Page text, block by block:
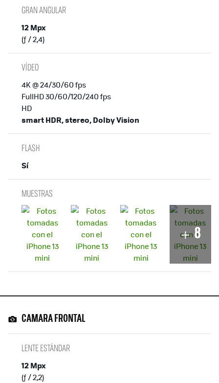
GRAN ANGULAR
12 Mpx
(ƒ / 2,4)
VÍDEO
4K @ 24/30/60 fps
FullHD 30/60/120/240 fps
HD
smart HDR, stereo, Dolby Vision
FLASH
Sí
MUESTRAS
8
CAMARA FRONTAL
LENTE ESTÁNDAR
12 Mpx
(ƒ / 2,2)